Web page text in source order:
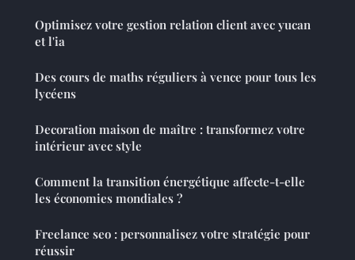
Optimisez votre gestion relation client avec yucan
et l'ia
Des cours de maths réguliers à vence pour tous les
lycéens
Decoration maison de maître : transformez votre
intérieur avec style
Comment la transition énergétique affecte-t-elle
les économies mondiales ?
Freelance seo : personnalisez votre stratégie pour
réussir